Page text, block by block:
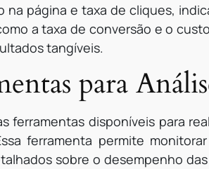
na página e taxa de cliques,
a taxa de conversão e o
tangíveis.
para
ferramentas disponíveis para
ferramenta permite
sobre o desempenho